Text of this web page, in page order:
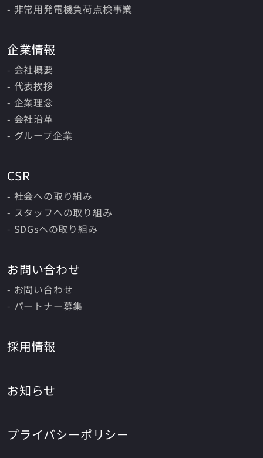
- 非常用発電機負荷点検事業
企業情報
- 会社概要
- 代表挨拶
- 企業理念
- 会社沿革
- グループ企業
CSR
- 社会への取り組み
- スタッフへの取り組み
- SDGsへの取り組み
お問い合わせ
- お問い合わせ
- パートナー募集
採用情報
お知らせ
プライバシーポリシー